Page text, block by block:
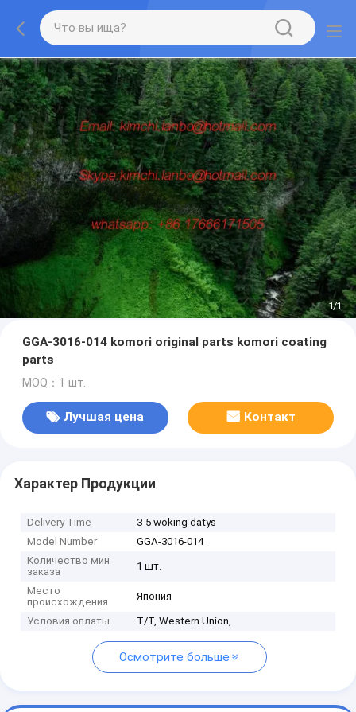
1/1
GGA-3016-014 komori original parts komori coating
parts
MOQ：1 шт.
Лучшая цена Контакт
Характер Продукции
Delivery Time
3-5 woking datys
Model Number
GGA-3016-014
Количество мин
заказа
1 шт.
Место
происхождения
Япония
Условия оплаты T/T, Western Union,
Осмотрите больше